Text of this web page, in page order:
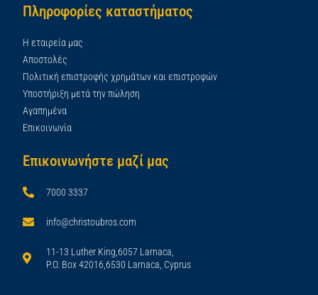
Πληροφορίες καταστήματος
Η εταιρεία μας
Αποστολές
Πολιτική επιστροφής χρημάτων και επιστροφών
Υποστήριξη μετά την πώληση
Αγαπημένα
Επικοινωνία
Επικοινωνήστε μαζί μας
7000 3337
info@christoubros.com
11-13 Luther King,6057 Larnaca,
P.O. Box 42016,6530 Larnaca, Cyprus